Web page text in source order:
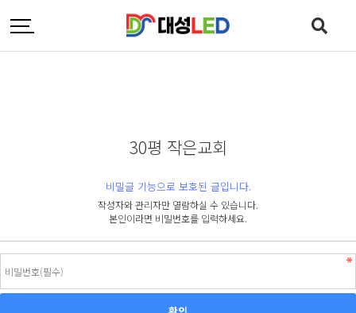
30평 작은교회
비밀글 기능으로 보호된 글입니다.
작성자와 관리자만 열람하실 수 있습니다.
본인이라면 비밀번호를 입력하세요.